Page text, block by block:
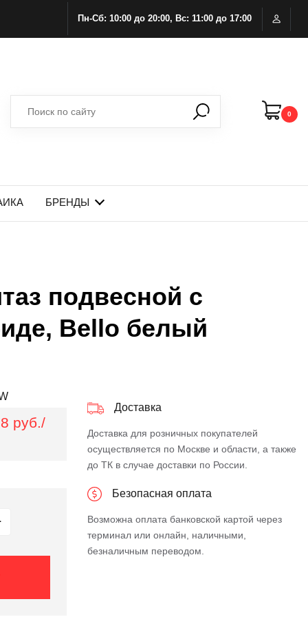
Пн-Сб: 10:00 до 20:00, Вс: 11:00 до 17:00
0
БРЕНДЫ
подвесной с
Bello белый
руб./
Доставка
Доставка для розничных покупателей
осуществляется по Москве и области, а также
до ТК в случае доставки по России.
Безопасная оплата
Возможна оплата банковской картой через
терминал или онлайн, наличными,
безналичным переводом.